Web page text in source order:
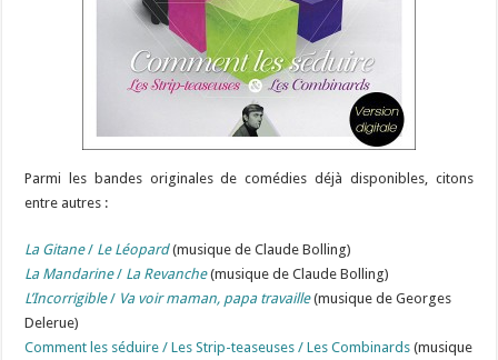
Parmi les bandes originales de comédies déjà disponibles, citons
entre autres :
La Gitane/ Le Léopard(musique de Claude Bolling)
La Mandarine/ La Revanche(musique de Claude Bolling)
L’Incorrigible/ Va voir maman, papa travaille(musique de Georges
Delerue)
Comment les séduire / Les Strip-teaseuses / Les Combinards (musique